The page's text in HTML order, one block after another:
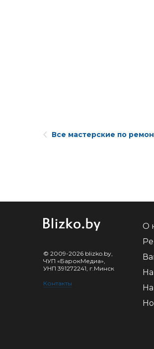
Все мастерские по
© 2009-2026 blizko.by,
ЧУП «БарокМедиа»,
УНП 391272241, г.Минск
Контакты
О